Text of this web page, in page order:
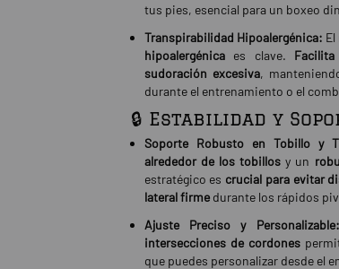
tus pies, esencial para un boxeo
Transpirabilidad Hipoalergénica:
hipoalergénicaes clave.
sudoración excesiva,
durante el entrenamiento o el
🔒 Estabilidad y
Soporte Robusto en Tobillo y
alrededor de los tobillos y un
estratégico es crucial para evitar
lateral firmedurante los rápidos
Ajuste Preciso y Personalizable:
intersecciones de cordones
que puedes personalizar desde el